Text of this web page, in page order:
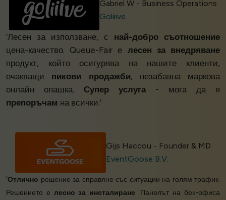
Gabriel W - Business Operations
Goliiive
‘Лесен за използване, с най-добро съотношение
цена-качество. Queue-Fair е лесен за внедряване
продукт, който осигурява на нашите клиенти,
очакващи пикови продажби, незабавна маркова
онлайн опашка. Супер услуга - мога да я
препоръчам на всички.’
Gijs Haccou - Founder & MD
EventGoose B.V.
‘Отлично решение за справяне със ситуации на голям трафик.
Решението е лесно за инсталиране . Панелът на бек-офиса